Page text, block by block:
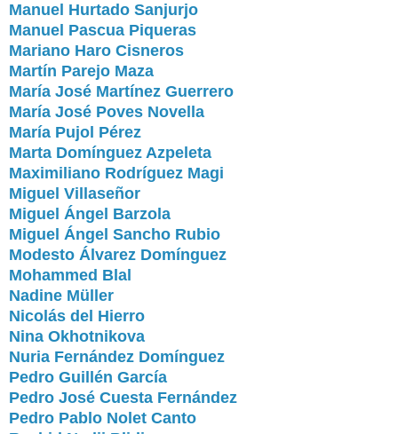
Manuel Hurtado Sanjurjo
Manuel Pascua Piqueras
Mariano Haro Cisneros
Martín Parejo Maza
María José Martínez Guerrero
María José Poves Novella
María Pujol Pérez
Marta Domínguez Azpeleta
Maximiliano Rodríguez Magi
Miguel Villaseñor
Miguel Ángel Barzola
Miguel Ángel Sancho Rubio
Modesto Álvarez Domínguez
Mohammed Blal
Nadine Müller
Nicolás del Hierro
Nina Okhotnikova
Nuria Fernández Domínguez
Pedro Guillén García
Pedro José Cuesta Fernández
Pedro Pablo Nolet Canto